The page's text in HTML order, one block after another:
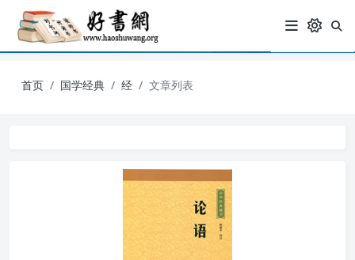
首页 国学经典 经 文章列表